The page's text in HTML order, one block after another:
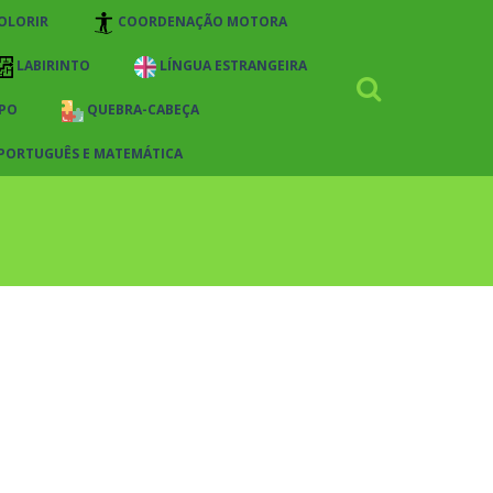
COORDENAÇÃO MOTORA
LABIRINTO LÍNGUA ESTRANGEIRA
QUEBRA-CABEÇA
E MATEMÁTICA